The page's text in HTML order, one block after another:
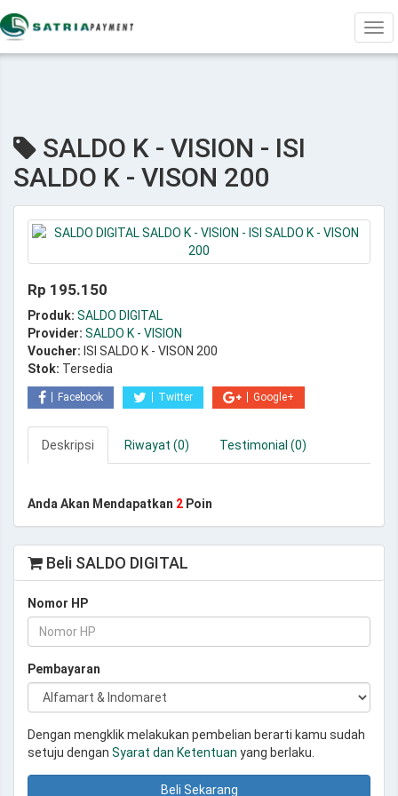
SALDO K - VISION - ISI
SALDO K - VISON 200
Rp 195.150
Produk: SALDO DIGITAL
Provider: SALDO K - VISION
Voucher: ISI SALDO K - VISON 200
Stok: Tersedia
Facebook Twitter Google+
Deskripsi Riwayat (0) Testimonial (0)
Anda Akan Mendapatkan 2 Poin
Beli SALDO DIGITAL
Nomor HP
Pembayaran
Dengan mengklik melakukan pembelian berarti kamu sudah
setuju dengan Syarat dan Ketentuan yang berlaku.
Beli Sekarang